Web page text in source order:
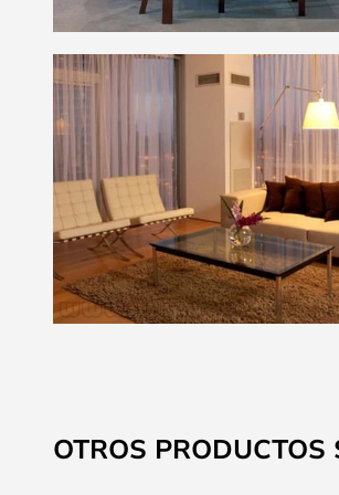
al
comienzo
OTROS PRODUCTOS